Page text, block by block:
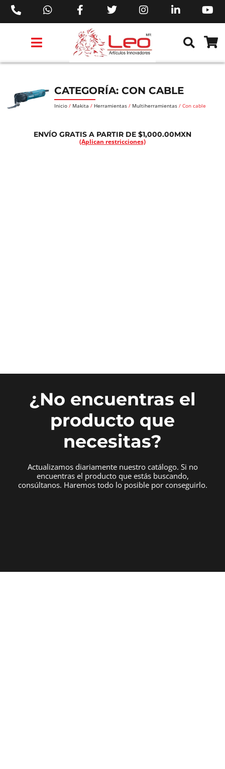
CATEGORÍA: CON CABLE
Inicio / Makita / Herramientas / Multiherramientas / Con cable
ENVÍO GRATIS A PARTIR DE $1,000.00MXN
(Aplican restricciones)
¿No encuentras el
producto que
necesitas?
Actualizamos diariamente nuestro catálogo. Si no
encuentras el producto que estás buscando,
consúltanos. Haremos todo lo posible por conseguirlo.